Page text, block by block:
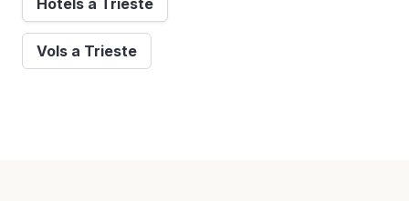
Vols a Trieste